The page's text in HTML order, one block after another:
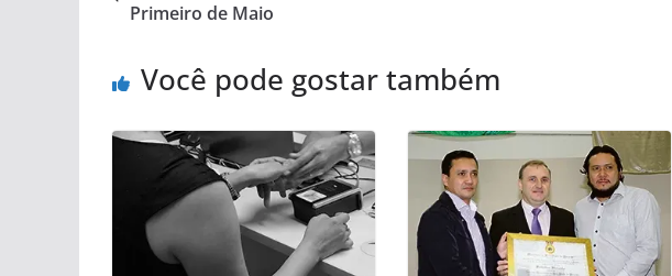
Primeiro de Maio
Você pode gostar também